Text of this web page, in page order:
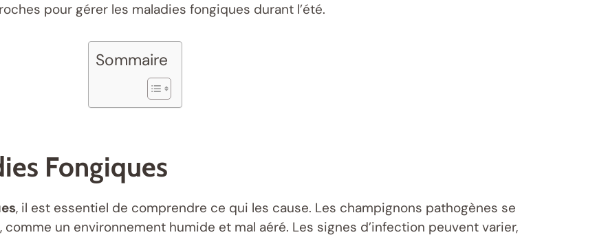
pour gérer les maladies fongiques durant l’été.
Sommaire
Fongiques
, il est essentiel de comprendre ce qui les cause. Les champignons pathogènes se
un environnement humide et mal aéré. Les signes d’infection peuvent varier,